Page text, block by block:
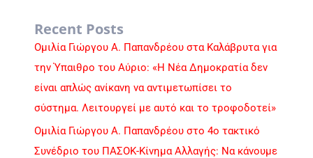
Recent Posts
Ομιλία Γιώργου Α. Παπανδρέου στα Καλάβρυτα για
την Ύπαιθρο του Αύριο: «Η Νέα Δημοκρατία δεν
είναι απλώς ανίκανη να αντιμετωπίσει το
σύστημα. Λειτουργεί με αυτό και το τροφοδοτεί»
Ομιλία Γιώργου Α. Παπανδρέου στο 4ο τακτικό
Συνέδριο του ΠΑΣΟΚ-Κίνημα Αλλαγής: Να κάνουμε